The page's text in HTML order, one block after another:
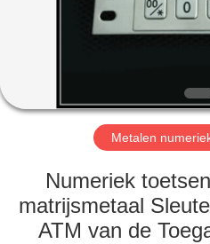
ONGEVEER
FABRIEKSREIS
CONTACTEER
Metalen
Numeriek
matrijsmetaal
ATM van de